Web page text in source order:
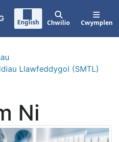
English Chwilio Cwymplen
Llawfeddygol (SMTL)
Ni